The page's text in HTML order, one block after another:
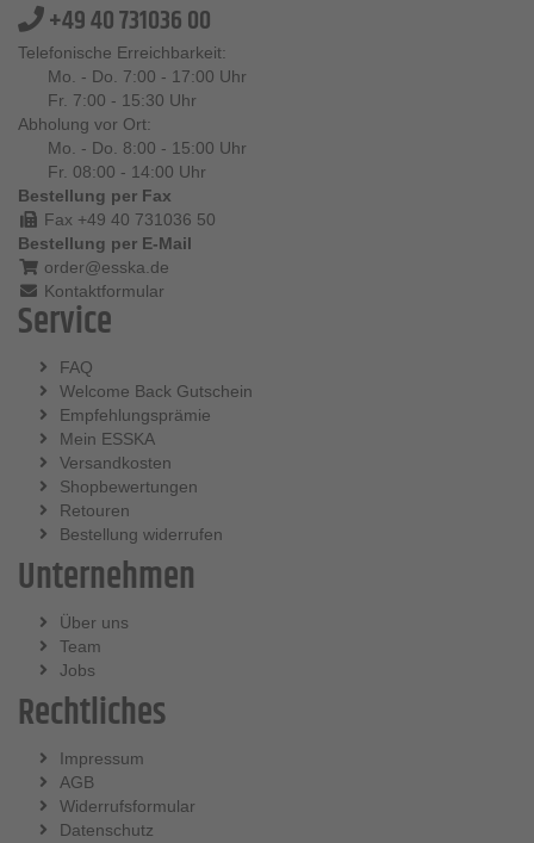
+49 40 731036 00
Telefonische Erreichbarkeit:
Mo. - Do. 7:00 - 17:00 Uhr
Fr. 7:00 - 15:30 Uhr
Abholung vor Ort:
Mo. - Do. 8:00 - 15:00 Uhr
Fr. 08:00 - 14:00 Uhr
Bestellung per Fax
Fax +49 40 731036 50
Bestellung per E-Mail
order@esska.de
Kontaktformular
Service
FAQ
Welcome Back Gutschein
Empfehlungsprämie
Mein ESSKA
Versandkosten
Shopbewertungen
Retouren
Bestellung widerrufen
Unternehmen
Über uns
Team
Jobs
Rechtliches
Impressum
AGB
Widerrufsformular
Datenschutz